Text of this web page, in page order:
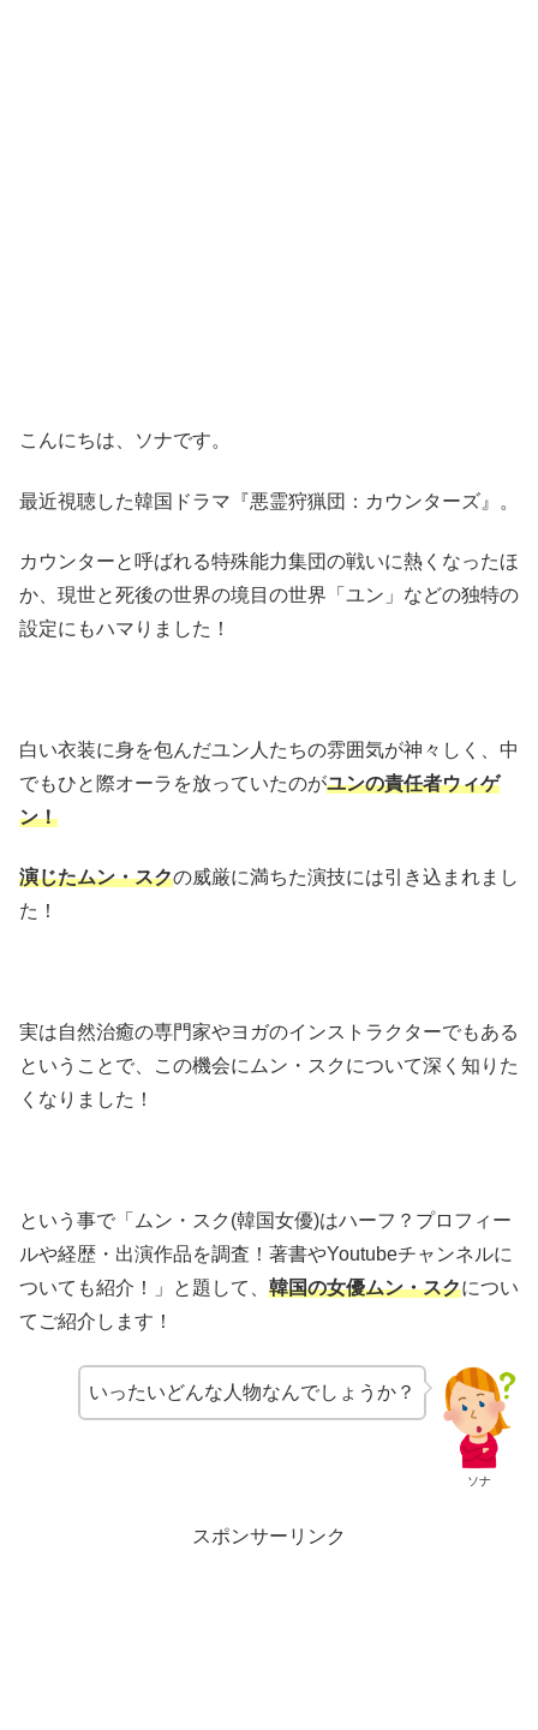
こんにちは、ソナです。
最近視聴した韓国ドラマ『悪霊狩猟団：カウンターズ』。
カウンターと呼ばれる特殊能力集団の戦いに熱くなったほ
か、現世と死後の世界の境目の世界「ユン」などの独特の
設定にもハマりました！
白い衣装に身を包んだユン人たちの雰囲気が神々しく、中
でもひと際オーラを放っていたのがユンの責任者ウィゲ
ン！
演じたムン・スクの威厳に満ちた演技には引き込まれまし
た！
実は自然治癒の専門家やヨガのインストラクターでもある
ということで、この機会にムン・スクについて深く知りた
くなりました！
という事で「ムン・スク (韓国女優)はハーフ？ プロフィー
ルや経歴・出演作品を調査！著書やYoutubeチャンネルに
ついても紹介！」と題して、 韓国の女優ムン・スクについ
てご紹介します！
ソナ
いったいどんな人物なんでしょうか？
スポンサーリンク